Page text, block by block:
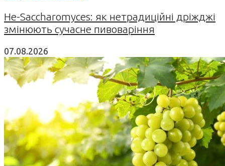
Не-Saccharomyces: як нетрадиційні дріжджі
змінюють сучасне пивоваріння
07.08.2026